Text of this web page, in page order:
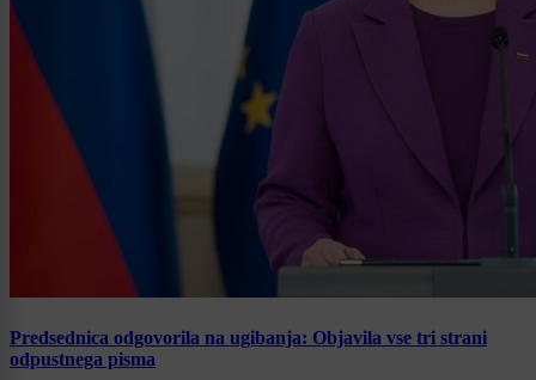
Predsednica odgovorila na ugibanja: Objavila vse tri strani
odpustnega pisma